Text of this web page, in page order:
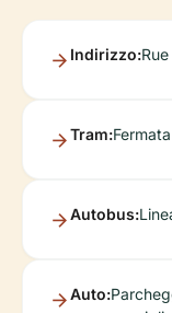
Indirizzo:
Tram:
Autobus:
Auto: